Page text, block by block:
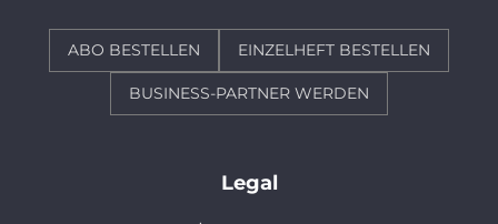
ABO BESTELLEN EINZELHEFT BESTELLEN
BUSINESS-PARTNER WERDEN
Legal